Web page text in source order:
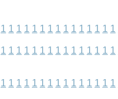
1 1 1 1 1 1 1 1 1 1 1 1 1 1 1
1 1 1 1 1 1 1 1 1 1 1 1 1 1 1
1 1 1 1 1 1 1 1 1 1 1 1 1 1 1